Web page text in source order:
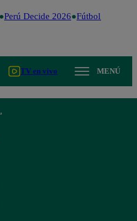
Perú Decide 2026 Fútbol peruano
TV en vivo MENÚ